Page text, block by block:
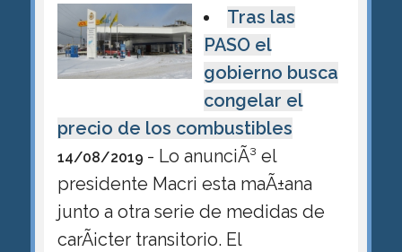
Tras las
PASO el
gobierno busca
congelar el
precio de los combustibles
14/08/2019 - Lo anunciÃ³ el
presidente Macri esta maÃ±ana
junto a otra serie de medidas de
carÃ¡cter transitorio. El